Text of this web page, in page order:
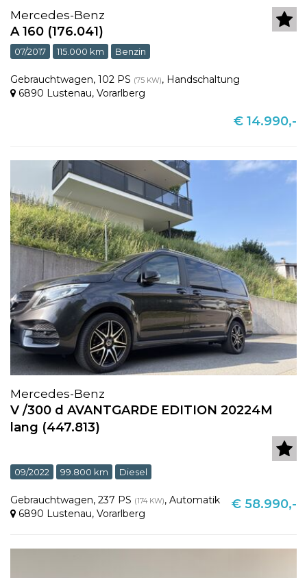
Mercedes-Benz
A 160 (176.041)
07/2017 115.000 km Benzin
Gebrauchtwagen, 102 PS (75 KW), Handschaltung
6890 Lustenau, Vorarlberg
€ 14.990,-
Mercedes-Benz
V /300 d AVANTGARDE EDITION 20224M
lang (447.813)
09/2022 99.800 km Diesel
Gebrauchtwagen, 237 PS (174 KW), Automatik
6890 Lustenau, Vorarlberg
€ 58.990,-